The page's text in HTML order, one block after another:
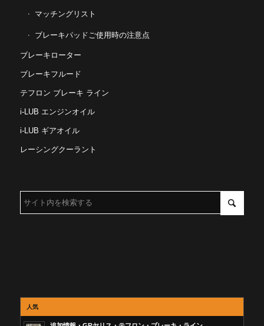
マッチングリスト
ブレーキパッドご使用時の注意点
ブレーキローター
ブレーキフルード
テフロン ブレーキ ライン
i-LUB エンジンオイル
i-LUB ギアオイル
レーシングクーラント
人気